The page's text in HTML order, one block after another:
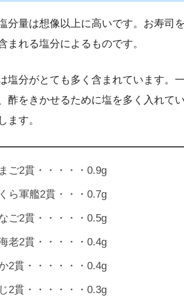
分量は想像以上に高いです。お寿司
まれる塩分によるものです。
塩分がとても多く含まれています。
酢をきかせるために塩を多く入れて
ます。
ご2貫・・・・・0.9g
ら軍艦2貫・・・0.7g
ご2貫・・・・・0.5g
老2貫・・・・・0.4g
2貫・・・・・・0.4g
2貫・・・・・・0.3g